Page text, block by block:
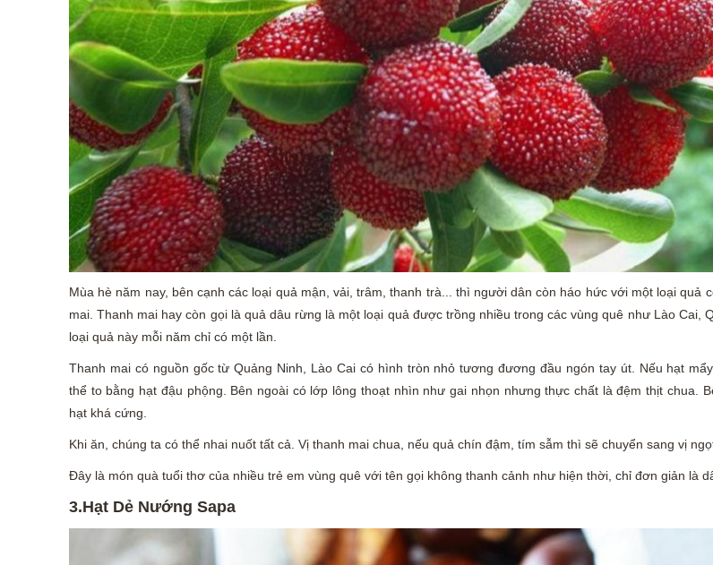
Mùa hè năm nay, bên cạnh các loại quả mận, vải, trâm, thanh trà... thì người dân còn háo hức với một loại quả
mai. Thanh mai hay còn gọi là quả dâu rừng là một loại quả được trồng nhiều trong các vùng quê như Lào Cai,
loại quả này mỗi năm chỉ có một lần.
Thanh mai có nguồn gốc từ Quảng Ninh, Lào Cai có hình tròn nhỏ tương đương đầu ngón tay út. Nếu hạt
thể to bằng hạt đậu phộng. Bên ngoài có lớp lông thoạt nhìn như gai nhọn nhưng thực chất là đệm thịt chua.
hạt khá cứng.
Khi ăn, chúng ta có thể nhai nuốt tất cả. Vị thanh mai chua, nếu quả chín đậm, tím sẫm thì sẽ chuyển sang vị
Đây là món quà tuổi thơ của nhiều trẻ em vùng quê với tên gọi không thanh cảnh như hiện thời, chỉ đơn giản là
3.Hạt Dẻ Nướng Sapa